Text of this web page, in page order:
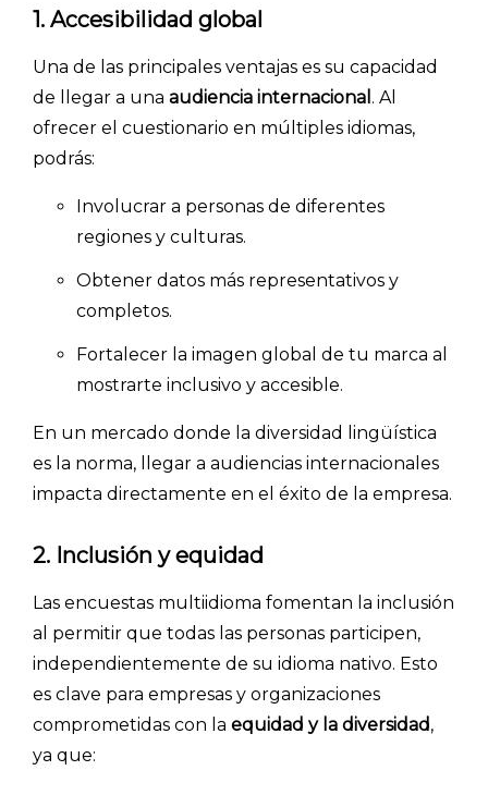
INICIO
CÓMO FUNCIONA
PRECIOS
BLOG
ACCEDER →
1. Accesibilidad global
Una de las principales ventajas es su capacidad
de llegar a una audiencia internacional . Al
ofrecer el cuestionario en múltiples idiomas,
podrás:
Involucrar a personas de diferentes
regiones y culturas.
Obtener datos más representativos y
completos.
Fortalecer la imagen global de tu marca al
mostrarte inclusivo y accesible.
En un mercado donde la diversidad lingüística
es la norma, llegar a audiencias internacionales
impacta directamente en el éxito de la empresa.
2. Inclusión y equidad
Las encuestas multiidioma fomentan la inclusión
al permitir que todas las personas participen,
independientemente de su idioma nativo. Esto
es clave para empresas y organizaciones
comprometidas con la equidad y la diversidad,
ya que: